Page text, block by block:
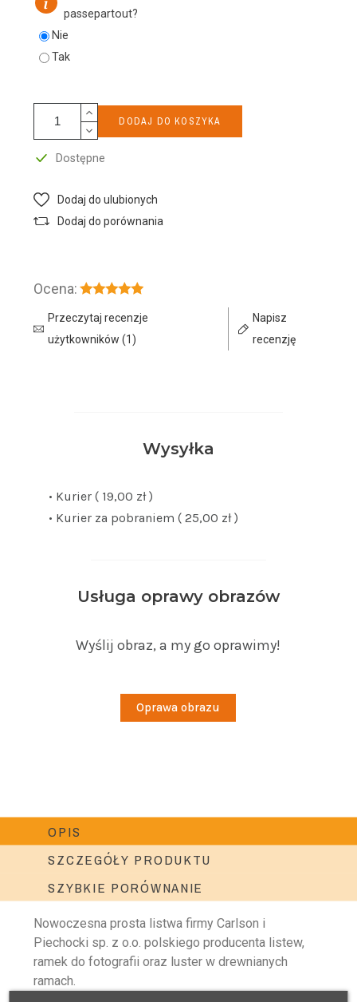
passepartout?
Nie
Tak
DODAJ DO KOSZYKA
Dostępne
Dodaj do ulubionych
Dodaj do porównania
Ocena:
Przeczytaj recenzje
użytkowników (1)
Napisz
recenzję
Wysyłka
• Kurier ( 19,00 zł )
• Kurier za pobraniem ( 25,00 zł )
Usługa oprawy obrazów
Wyślij obraz, a my go oprawimy!
Oprawa obrazu
OPIS
SZCZEGÓŁY PRODUKTU
SZYBKIE PORÓWNANIE
Nowoczesna prosta listwa firmy Carlson i
Piechocki sp. z o.o. polskiego producenta listew,
ramek do fotografii oraz luster w drewnianych
ramach.